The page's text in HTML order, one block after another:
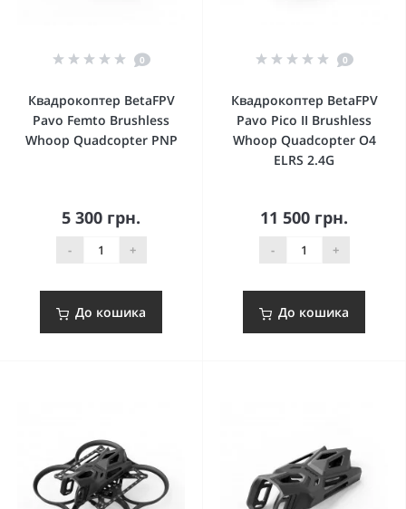
0
Квадрокоптер BetaFPV
Pavo Femto Brushless
Whoop Quadcopter PNP
5 300 грн.
- +
До кошика
0
Квадрокоптер BetaFPV
Pavo Pico II Brushless
Whoop Quadcopter O4
ELRS 2.4G
11 500 грн.
- +
До кошика